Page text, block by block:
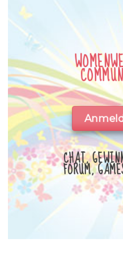
CHAT,
FORUM,